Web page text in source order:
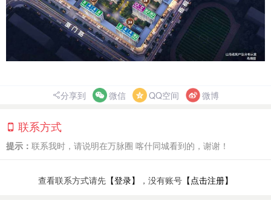
分享到 微信 QQ空间 微博
联系方式
提示： 联系我时，请说明在万脉圈 喀什同城看到的，谢谢！
查看联系方式请先 【登录】 ，没有账号 【点击注册】